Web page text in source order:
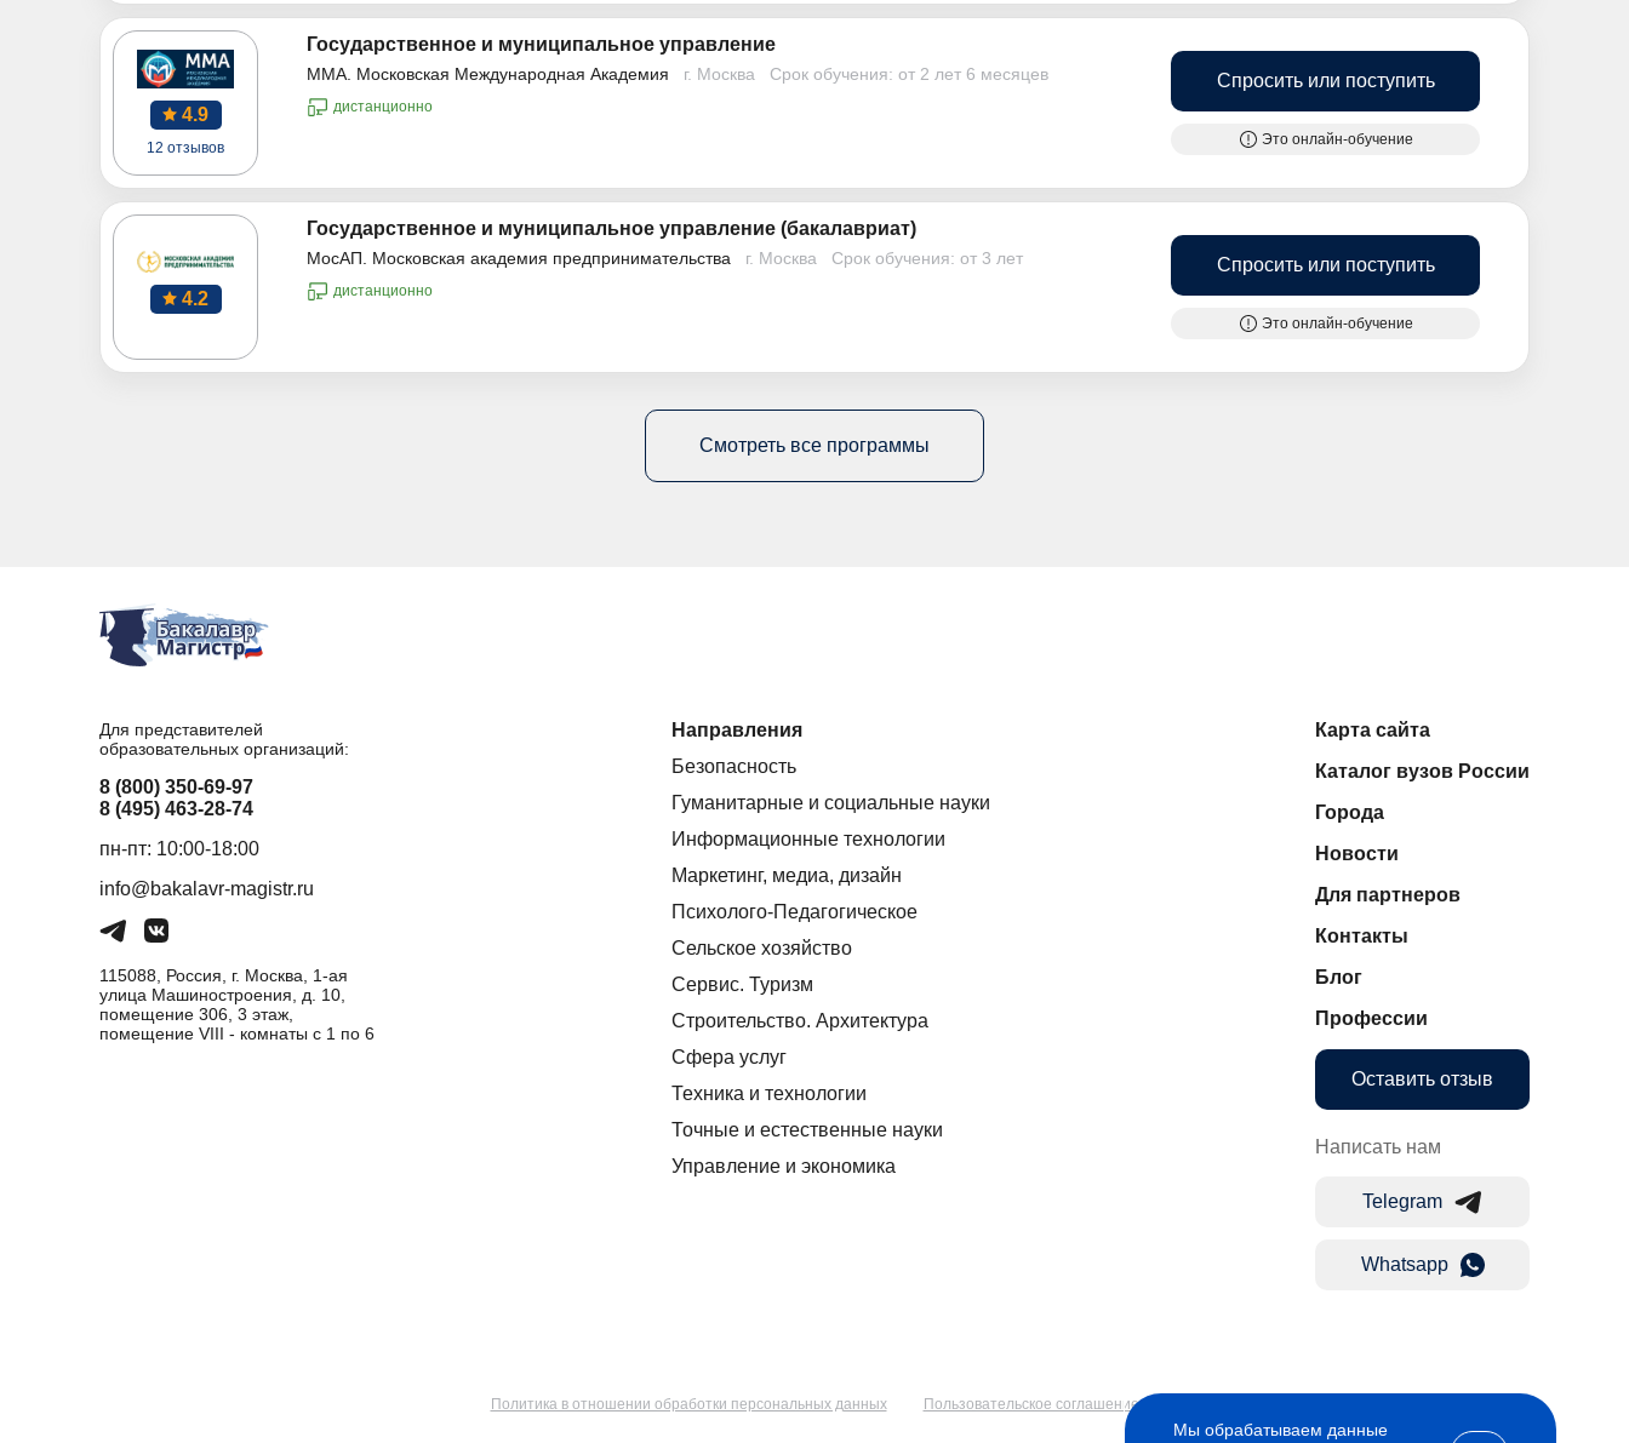
4.9
12 отзывов
Государственное и муниципальное управление
ММА. Московская Международная Академия г. Москва Срок обучения: от 2 лет 6 месяцев
дистанционно
Спросить или поступить
Это онлайн-обучение
4.2
Государственное и муниципальное управление (бакалавриат)
МосАП. Московская академия предпринимательства г. Москва Срок обучения: от 3 лет
дистанционно
Спросить или поступить
Это онлайн-обучение
Смотреть все программы
Для представителей
образовательных организаций:
8 (800) 350-69-97
8 (495) 463-28-74
пн-пт: 10:00-18:00
info@bakalavr-magistr.ru
115088, Россия, г. Москва, 1-ая
улица Машиностроения, д. 10,
помещение 306, 3 этаж,
помещение VIII - комнаты с 1 по 6
Направления
Безопасность
Гуманитарные и социальные науки
Информационные технологии
Маркетинг, медиа, дизайн
Психолого-Педагогическое
Сельское хозяйство
Сервис. Туризм
Строительство. Архитектура
Сфера услуг
Техника и технологии
Точные и естественные науки
Управление и экономика
Карта сайта
Каталог вузов России
Города
Новости
Для партнеров
Контакты
Блог
Профессии
Оставить отзыв
Написать нам
Telegram
Whatsapp
Политика в отношении обработки персональных данных Пользовательское соглашение
Мы обрабатываем данные